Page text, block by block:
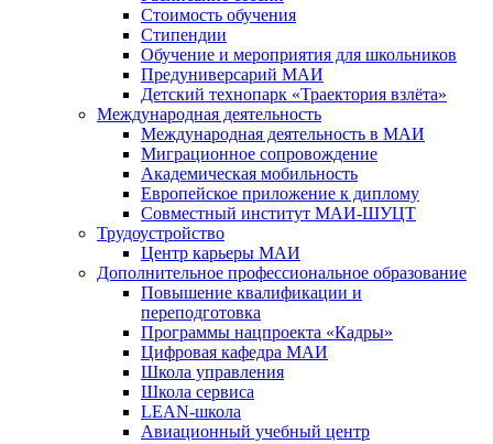
Стоимость обучения
Стипендии
Обучение и мероприятия для школьников
Предуниверсарий МАИ
Детский технопарк «Траектория взлёта»
Международная деятельность
Международная деятельность в МАИ
Миграционное сопровождение
Академическая мобильность
Европейское приложение к диплому
Совместный институт МАИ-ШУЦТ
Трудоустройство
Центр карьеры МАИ
Дополнительное профессиональное образование
Повышение квалификации и
переподготовка
Программы нацпроекта «Кадры»
Цифровая кафедра МАИ
Школа управления
Школа сервиса
LEAN-школа
Авиационный учебный центр